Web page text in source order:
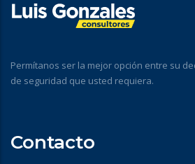
Permítanos ser la mejor opción entre su
de seguridad que usted requiera.
Contacto